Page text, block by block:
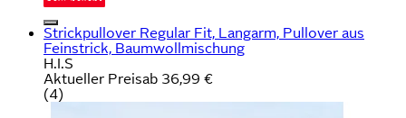
Strickpullover Regular Fit, Langarm, Pullover aus
Feinstrick, Baumwollmischung
H.I.S
Aktueller Preisab 36,99 €
(4)